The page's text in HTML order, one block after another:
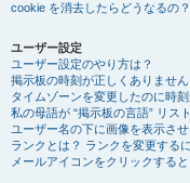
cookie を消去したらどうなるの？
ユーザー設定
ユーザー設定のやり方は？
掲示板の時刻が正しくありません
タイムゾーンを変更したのに時
私の母語が “掲示板の言語” リス
ユーザー名の下に画像を表示させ
ランクとは？ ランクを変更する
メールアイコンをクリックする